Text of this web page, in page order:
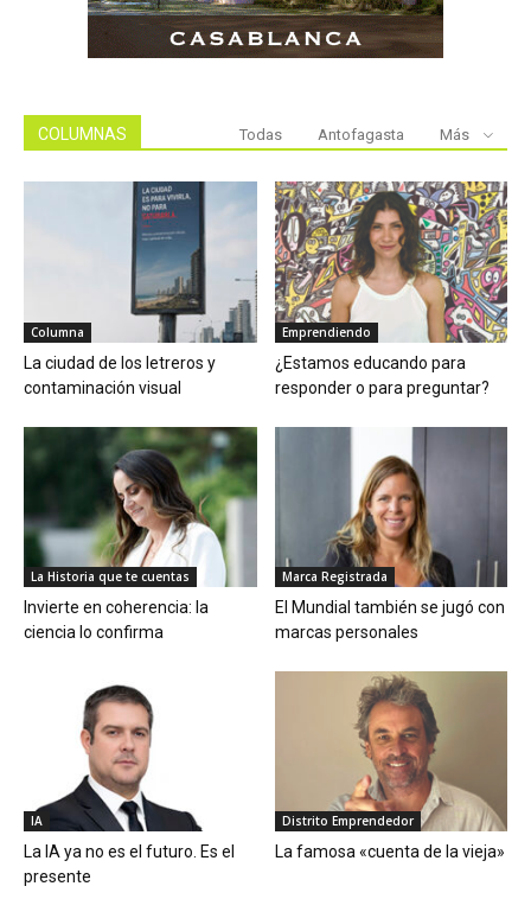
COLUMNAS Todas Antofagasta Más
Columna
La ciudad de los letreros y
contaminación visual
Emprendiendo
¿Estamos educando para
responder o para preguntar?
La Historia que te cuentas
Invierte en coherencia: la
ciencia lo confirma
Marca Registrada
El Mundial también se jugó con
marcas personales
IA
La IA ya no es el futuro. Es el
presente
Distrito Emprendedor
La famosa «cuenta de la vieja»